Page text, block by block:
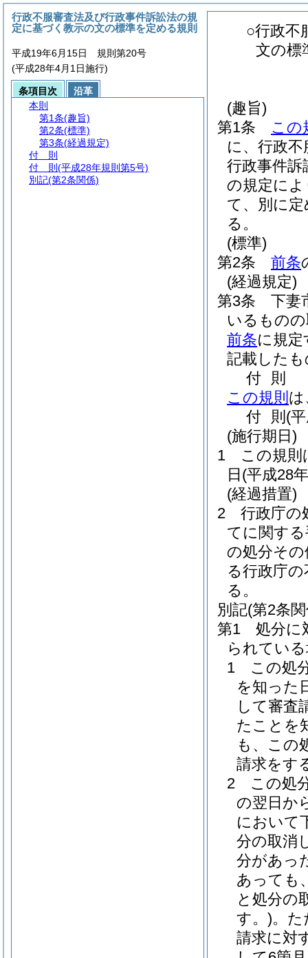
○行政不
文の標
(趣旨)
第1条
この
に、行政不
行政事件訴
の規定に
て、別に
る。
(標準)
第2条
前条
(経過規定)
第3条
下妻
いるもの
前条に規
記載した
付 則
この規則 は
付 則 (
(施行期日)
1
この規則
日 (平成28
(経過措置)
2
行政庁の
てに関す
の処分そ
る行政庁
る。
別記(第2条
第1 処分に
られてい
1 この処
を知った
して審査
たことを
も、この
請求をす
2 この処
の翌日か
において
分の取消
分があっ
あっても
と処分の
す。)。た
請求に対
行政不服審査法及び行政事件訴訟法の規
定に基づく教示の文の標準を定める規則
平成19年6月15日 規則第20号
(平成28年4月1日施行)
条項目次
沿革
本則
第1条(趣旨)
第2条(標準)
第3条(経過規定)
付 則
付 則 (平成28年規則第5号)
別記(第2条関係)